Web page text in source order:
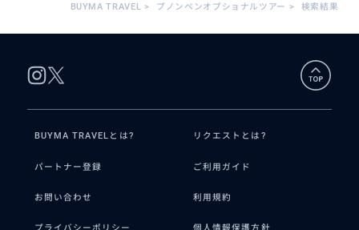
BUYMA TRAVEL > プノンペンオプショナルツアー > 検索結果
BUYMA TRAVELとは? リクエストとは?
パートナー登録 ご利用ガイド
お問い合わせ 利用規約